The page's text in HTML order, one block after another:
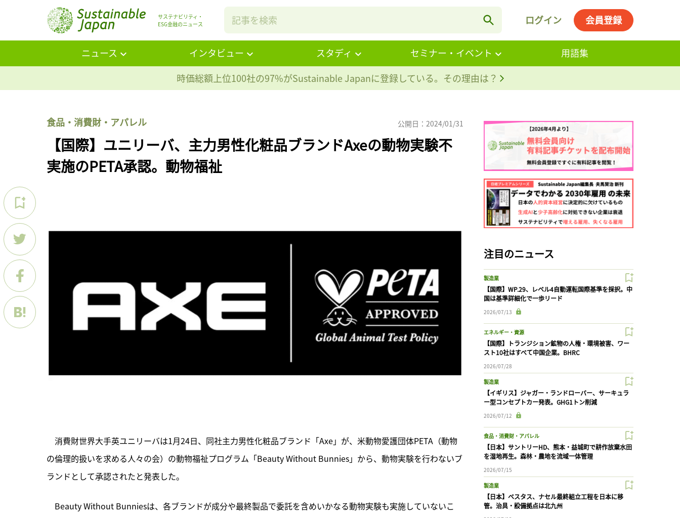
サステナビリティ・
ESG金融のニュース
ログイン 会員登録
ニュース インタビュー スタディ セミナー・イベント
用語集
時価総額上位100社の97%がSustainable Japanに登録している。その理由は？
食品・消費財・アパレル 公開日：2024/01/31
【国際】ユニリーバ、主力男性化粧品ブランドAxeの動物実験不
実施のPETA承認。動物福祉
消費財世界大手英ユニリーバは1月24日、同社主力男性化粧品ブランド「Axe」が、米動物愛護団体PETA（動物
の倫理的扱いを求める人々の会）の動物福祉プログラム「Beauty Without Bunnies」から、動物実験を行わないブ
ランドとして承認されたと発表した。
Beauty Without Bunniesは、 各ブランドが成分や最終製品で委託を含めいかなる動物実験も実施していないこ
注目のニュース
製造業
【国際】WP.29、レベル4自動運転国際基準を採択。中
国は基準詳細化で一歩リード
2026/07/13
エネルギー・資源
【国際】トランジション鉱物の人権・環境被害、ワー
スト10社はすべて中国企業。BHRC
2026/07/28
製造業
【イギリス】ジャガー・ランドローバー、サーキュラ
ー型コンセプトカー発表。GHG1トン削減
2026/07/12
食品・消費財・アパレル
【日本】サントリーHD、熊本・益城町で耕作放棄水田
を湿地再生。森林・農地を流域一体管理
2026/07/15
製造業
【日本】ベスタス、ナセル最終組立工程を日本に移
管。治具・設備拠点は北九州